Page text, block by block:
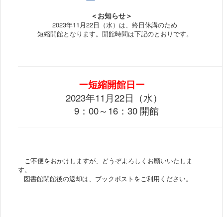
＜お知らせ＞
2023年11月22日（水）は、終日休講のため
短縮開館となります。開館時間は下記のとおりです。
ー短縮開館日ー
2023年11 月22日（水）
9：00～16：30 開館
ご不便をおかけしますが、どうぞよろしくお願いいたしま
す。
図書館閉館後の返却は、ブックポストをご利用ください。